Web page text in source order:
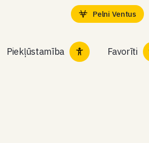
Pelni Ventus
Piekļūstamība Favorīti